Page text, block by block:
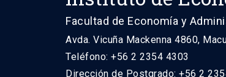
Facultad de Economía y
Avda. Vicuña Mackenna 4860,
Teléfono: +56 2 2354 4303
Dirección de Postgrado: +56 2